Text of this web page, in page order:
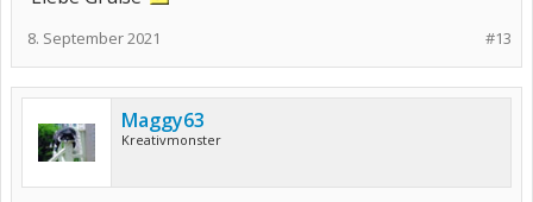
#13
8. September 2021
Maggy63
Kreativmonster